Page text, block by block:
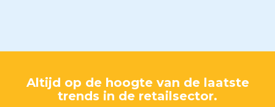
Altijd op de hoogte van de laatste
trends in de retailsector.